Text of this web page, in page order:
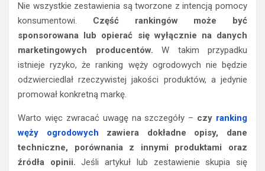
Nie wszystkie zestawienia są tworzone z intencją pomocy
konsumentowi. Część rankingów może być
sponsorowana lub opierać się wyłącznie na danych
marketingowych producentów. W takim przypadku
istnieje ryzyko, że ranking węży ogrodowych nie będzie
odzwierciedlał rzeczywistej jakości produktów, a jedynie
promował konkretną markę.
Warto więc zwracać uwagę na szczegóły – czy ranking
węży ogrodowych zawiera dokładne opisy, dane
techniczne, porównania z innymi produktami oraz
źródła opinii.Jeśli artykuł lub zestawienie skupia się